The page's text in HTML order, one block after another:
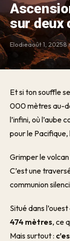
sur deux
Elodieaoût 1, 20258
Et si ton souffle
000 mètres au-
l’infini, où l’aube
pour le Pacifique,
Grimper le volcan
C’est une
communion
Situé dans
474 mètres, ce
Mais surtout :